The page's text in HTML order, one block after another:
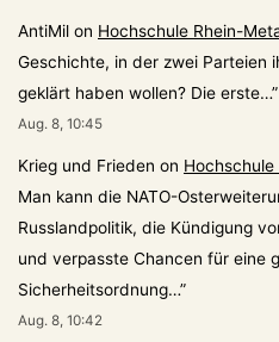
AntiMil on Hochschule Rhein-
Geschichte, in der zwei Parteien
geklärt haben wollen? Die erste…”
Aug. 8, 10:45
Krieg und Frieden on Hochschule
Man kann die NATO-
Russlandpolitik, die Kündigung
und verpasste Chancen für eine
Sicherheitsordnung…”
Aug. 8, 10:42